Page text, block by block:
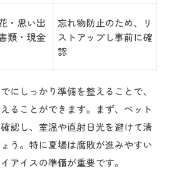
・思い出
類・現金
忘れ物防止のため、リ
ストアップし事前に確
認
にしっかり準備を整えることで、
ることができます。まず、ペット
認し、室温や直射日光を避けて清
う。特に夏場は腐敗が進みやすい
アイスの準備が重要です。